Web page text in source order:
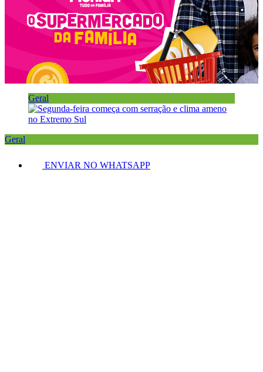
Geral
Geral
ENVIAR NO WHATSAPP